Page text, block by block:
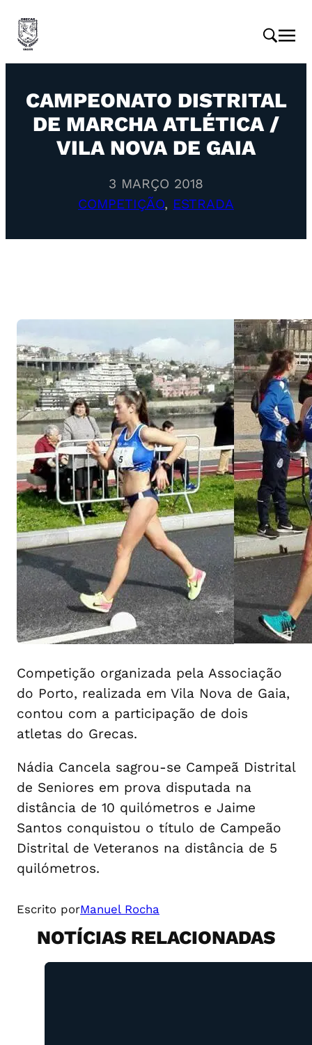
CAMPEONATO DISTRITAL
DE MARCHA ATLÉTICA /
VILA NOVA DE GAIA
3 MARÇO 2018
COMPETIÇÃO, ESTRADA
Competição organizada pela Associação
do Porto, realizada em Vila Nova de Gaia,
contou com a participação de dois
atletas do Grecas.
Nádia Cancela sagrou-se Campeã Distrital
de Seniores em prova disputada na
distância de 10 quilómetros e Jaime
Santos conquistou o título de Campeão
Distrital de Veteranos na distância de 5
quilómetros.
Escrito porManuel Rocha
NOTÍCIAS RELACIONADAS